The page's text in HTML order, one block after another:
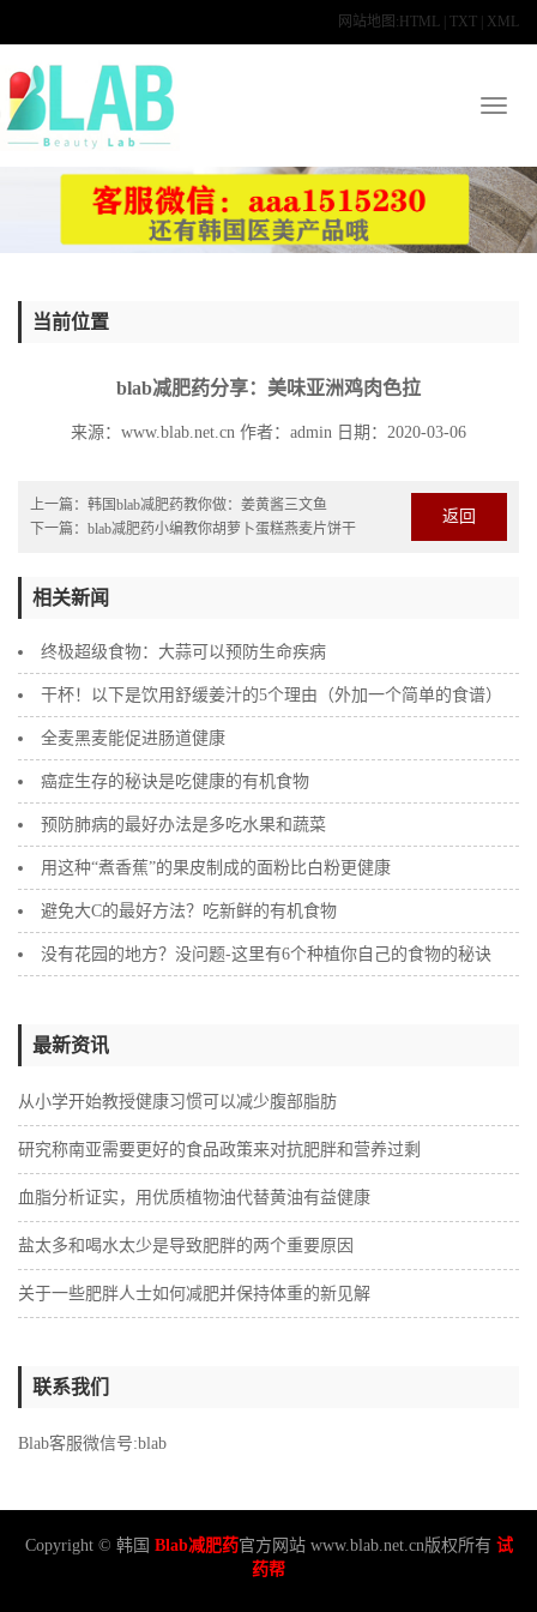
网站地图: HTML TXT XML
当前位置
blab减肥药分享：美味亚洲鸡肉色拉
来源：www.blab.net.cn 作者： admin 日期：2020-03-06
上一篇： 韩国blab减肥药教你做：姜黄酱三文鱼
下一篇： blab减肥药小编教你胡萝卜蛋糕燕麦片饼干
返回
相关新闻
终极超级食物：大蒜可以预防生命疾病
干杯！以下是饮用舒缓姜汁的5个理由（外加一个简单的食谱）
全麦黑麦能促进肠道健康
癌症生存的秘诀是吃健康的有机食物
预防肺病的最好办法是多吃水果和蔬菜
用这种“煮香蕉”的果皮制成的面粉比白粉更健康
避免大C的最好方法？吃新鲜的有机食物
没有花园的地方？没问题-这里有6个种植你自己的食物的秘诀
最新资讯
从小学开始教授健康习惯可以减少腹部脂肪
研究称南亚需要更好的食品政策来对抗肥胖和营养过剩
血脂分析证实，用优质植物油代替黄油有益健康
盐太多和喝水太少是导致肥胖的两个重要原因
关于一些肥胖人士如何减肥并保持体重的新见解
联系我们
Blab客服微信号:blab
Copyright © 韩国 Blab减肥药官方网站 www.blab.net.cn版权所有 试
药帮